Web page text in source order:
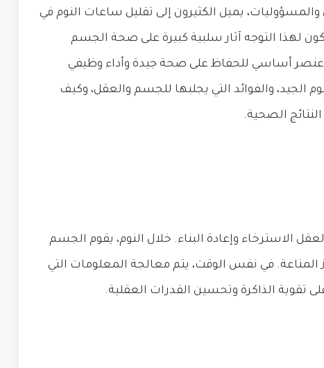
يميل الكثيرون إلى تقليل ساعات النوم في
يكون لهذا التوجه آثار سلبية كبيرة على صحة الجسم
عنصر أساسي للحفاظ على صحة جيدة وأداء وظيفي
والفوائد التي يجلبها للجسم والعقل، وكيف
الصحية.
الاسترخاء وإعادة البناء. خلال النوم، يقوم الجسم
المناعة. في نفس الوقت، يتم معالجة المعلومات التي
تقوية الذاكرة وتحسين القدرات العقلية.